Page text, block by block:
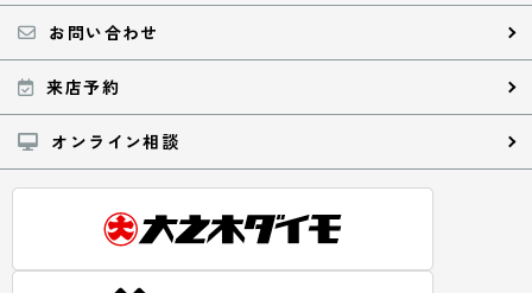
お問い合わせ
来店予約
オンライン相談